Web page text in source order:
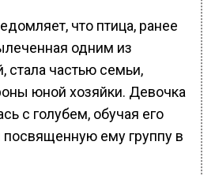
что птица, ранее
одним из
стала частью семьи,
юной хозяйки. Девочка
с голубем, обучая его
ему группу в